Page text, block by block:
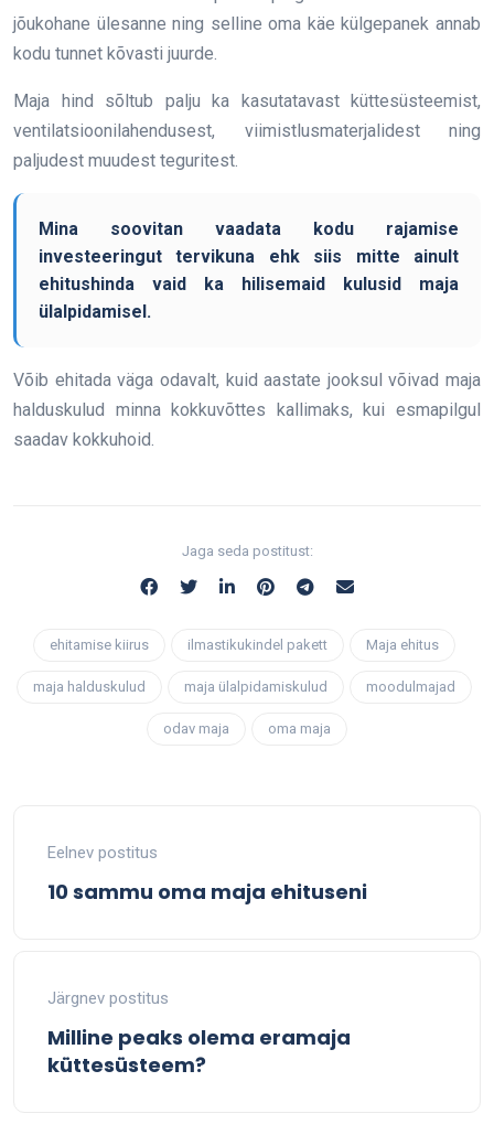
jõukohane ülesanne ning selline oma käe külgepanek annab
kodu tunnet kõvasti juurde.
Maja hind sõltub palju ka kasutatavast küttesüsteemist,
ventilatsioonilahendusest, viimistlusmaterjalidest ning
paljudest muudest teguritest.
Mina soovitan vaadata kodu rajamise
investeeringut tervikuna ehk siis mitte ainult
ehitushinda vaid ka hilisemaid kulusid maja
ülalpidamisel.
Võib ehitada väga odavalt, kuid aastate jooksul võivad maja
halduskulud minna kokkuvõttes kallimaks, kui esmapilgul
saadav kokkuhoid.
Jaga seda postitust:
ehitamise kiirus ilmastikukindel pakett Maja ehitus
maja halduskulud maja ülalpidamiskulud moodulmajad
odav maja oma maja
Eelnev postitus
10 sammu oma maja ehituseni
Järgnev postitus
Milline peaks olema eramaja
küttesüsteem?